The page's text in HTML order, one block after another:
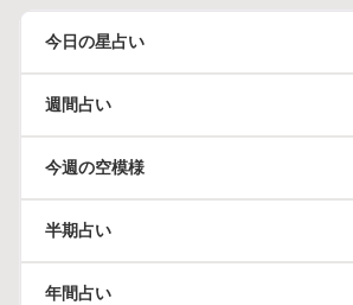
今日の星占い
週間占い
今週の空模様
半期占い
年間占い